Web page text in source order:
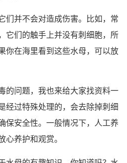
们并不会对造成伤害。比如，常
它们的触手上并没有刺细胞，所
你在海里看到这些水母，可以放
的问题，我也来给大家找资料一
经过特殊处理的，会去除掉刺细
保安全性。一般情况下，人工养
心养护和观赏。